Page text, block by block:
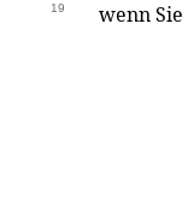
19 wenn